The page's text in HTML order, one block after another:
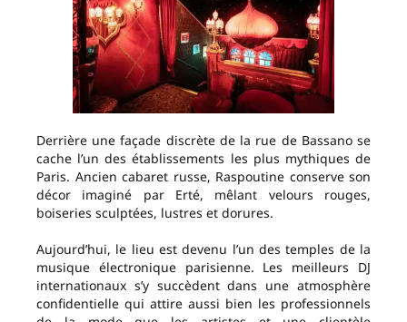
Derrière une façade discrète de la rue de Bassano se
cache l’un des établissements les plus mythiques de
Paris. Ancien cabaret russe, Raspoutine conserve son
décor imaginé par Erté, mêlant velours rouges,
boiseries sculptées, lustres et dorures.
Aujourd’hui, le lieu est devenu l’un des temples de la
musique électronique parisienne. Les meilleurs DJ
internationaux s’y succèdent dans une atmosphère
confidentielle qui attire aussi bien les professionnels